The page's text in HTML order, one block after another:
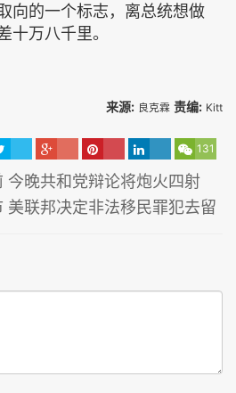
向的一个标志，离总统想做
十万八千里。
来源: 良克霖 责编: Kitt
131
今晚共和党辩论将炮火四射
美联邦决定非法移民罪犯去留